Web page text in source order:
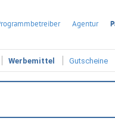
Agentur
Werbemittel Gutscheine